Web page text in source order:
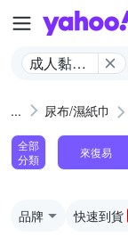
成人黏貼
尿布/濕紙巾
全部
分類
來復易
品牌 快速到貨